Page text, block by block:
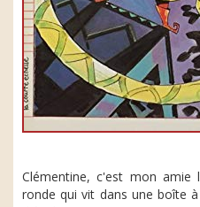
Clémentine, c'est mon
ronde qui vit dans une boîte